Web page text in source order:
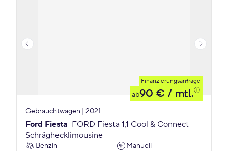
Finanzierungsanfrage
ab90 € / mtl.
Gebrauchtwagen | 2021
Ford Fiesta FORD Fiesta 1,1 Cool & Connect
Schräghecklimousine
Benzin
Manuell